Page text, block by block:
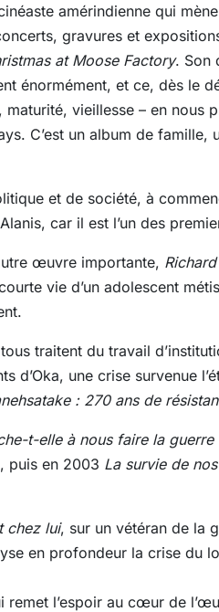
amérindienne qui
gravures et
at Moose Factory. Son
énormément, et ce, dès le
vieillesse – en nous
C’est un album de famille,
et de société, à
car il est l’un des
œuvre importante,
vie d’un adolescent
traitent du travail
d’Oka, une crise survenue
: 270 ans de
t-elle à nous faire la guerre
puis en 2003 La survie de
chez lui, sur un vétéran de la
en profondeur la crise du
remet l’espoir au cœur de